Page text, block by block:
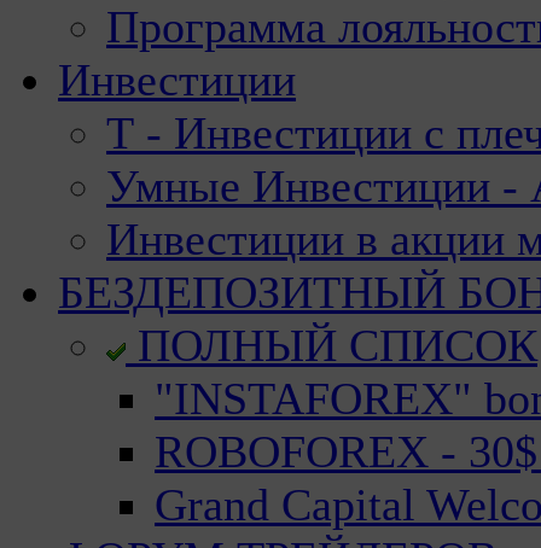
Программа
Инвестиции
Т - Инвестиции с
Умные Инвестиции -
Инвестиции в акции
БЕЗДЕПОЗИТНЫЙ
ПОЛНЫЙ СПИСОК
"INSTAFOREX"
ROBOFOREX -
Grand Capital